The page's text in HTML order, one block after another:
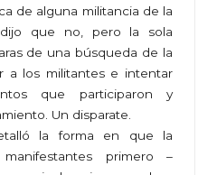
de alguna militancia de la
que no, pero la sola
de una búsqueda de la
a los militantes e intentar
que participaron y
Un disparate.
la forma en que la
primero –